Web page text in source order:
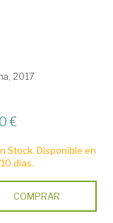
2017
€
Stock. Disponible en
días.
COMPRAR